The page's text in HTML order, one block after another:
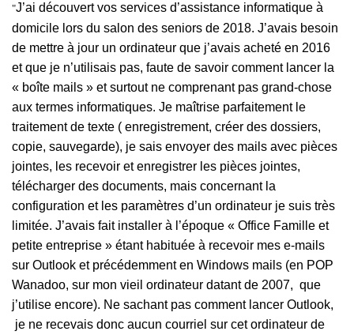
"J’ai découvert vos services d’assistance informatique à
domicile lors du salon des seniors de 2018. J’avais besoin
de mettre à jour un ordinateur que j’avais acheté en 2016
et que je n’utilisais pas, faute de savoir comment lancer la
« boîte mails » et surtout ne comprenant pas grand-chose
aux termes informatiques. Je maîtrise parfaitement le
traitement de texte ( enregistrement, créer des dossiers,
copie, sauvegarde), je sais envoyer des mails avec pièces
jointes, les recevoir et enregistrer les pièces jointes,
télécharger des documents, mais concernant la
configuration et les paramètres d’un ordinateur je suis très
limitée. J’avais fait installer à l’époque « Office Famille et
petite entreprise » étant habituée à recevoir mes e-mails
sur Outlook et précédemment en Windows mails (en POP
Wanadoo, sur mon vieil ordinateur datant de 2007, que
j’utilise encore). Ne sachant pas comment lancer Outlook,
je ne recevais donc aucun courriel sur cet ordinateur de